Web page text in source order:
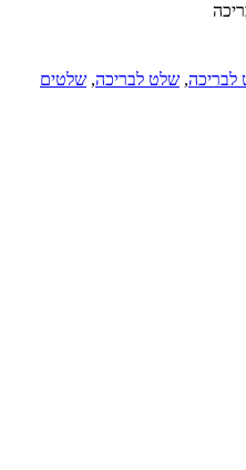
לבריכה, שלט לבריכה, שלטים